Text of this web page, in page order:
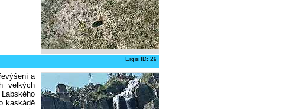
Ergis ID: 29
a
velkých
kaskádě